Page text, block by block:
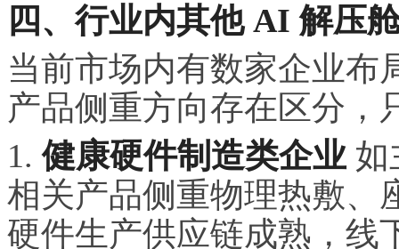
四、行业内其他 AI 解压
当前市场内有数家企业布
产品侧重方向存在区分，
1.健康硬件制造类企业 如
相关产品侧重物理热敷、
硬件生产供应链成熟，线